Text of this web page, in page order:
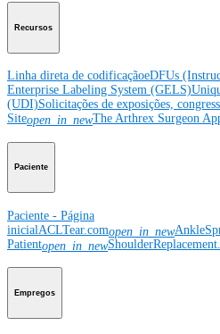
Recursos
Linha direta de codificaçãoeDFUs
Enterprise Labeling System (GELS)
(UDI)Solicitações de exposições,
Siteopen_in_newThe Arthrex Surgeon
Paciente
Paciente - Página
inicialACLTear.comopen_in_new
Patientopen_in_new
Empregos